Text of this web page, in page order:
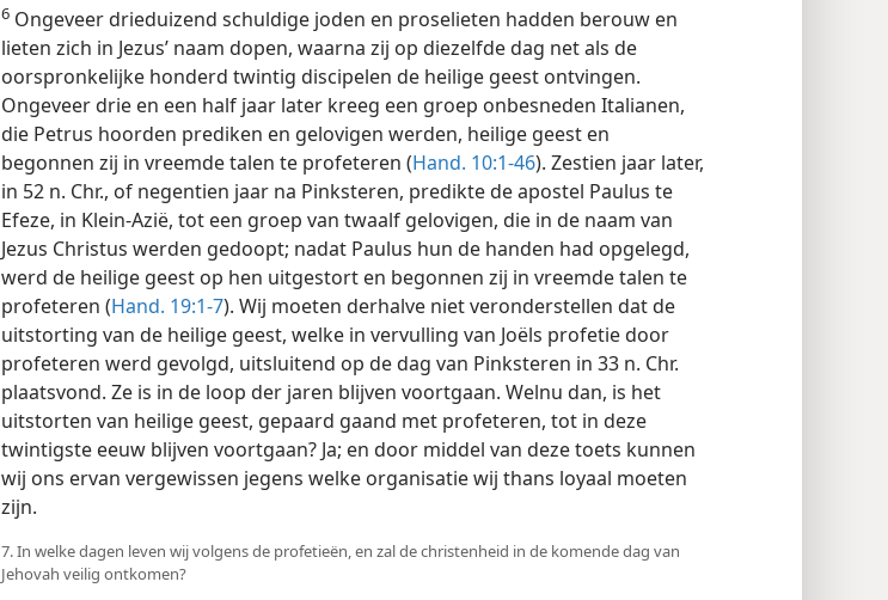
6 Ongeveer drieduizend schuldige joden en proselieten hadden berouw en
lieten zich in Jezus’ naam dopen, waarna zij op diezelfde dag net als de
oorspronkelijke honderd twintig discipelen de heilige geest ontvingen.
Ongeveer drie en een half jaar later kreeg een groep onbesneden Italianen,
die Petrus hoorden prediken en gelovigen werden, heilige geest en
begonnen zij in vreemde talen te profeteren (Hand. 10:1-46). Zestien jaar later,
in 52 n. Chr., of negentien jaar na Pinksteren, predikte de apostel Paulus te
Efeze, in Klein-Azië, tot een groep van twaalf gelovigen, die in de naam van
Jezus Christus werden gedoopt; nadat Paulus hun de handen had opgelegd,
werd de heilige geest op hen uitgestort en begonnen zij in vreemde talen te
profeteren (Hand. 19:1-7). Wij moeten derhalve niet veronderstellen dat de
uitstorting van de heilige geest, welke in vervulling van Joëls profetie door
profeteren werd gevolgd, uitsluitend op de dag van Pinksteren in 33 n. Chr.
plaatsvond. Ze is in de loop der jaren blijven voortgaan. Welnu dan, is het
uitstorten van heilige geest, gepaard gaand met profeteren, tot in deze
twintigste eeuw blijven voortgaan? Ja; en door middel van deze toets kunnen
wij ons ervan vergewissen jegens welke organisatie wij thans loyaal moeten
zijn.
7. In welke dagen leven wij volgens de profetieën, en zal de christenheid in de komende dag van
Jehovah veilig ontkomen?